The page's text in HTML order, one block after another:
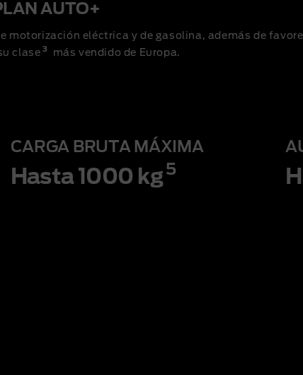
AUTO+
motorización eléctrica y de gasolina, además de
clase 3 más vendido de Europa.
CARGA BRUTA MÁXIMA
Hasta 1000 kg5